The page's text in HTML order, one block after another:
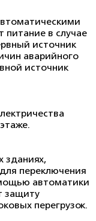
в случае
источник
аварийного
источник
зданиях,
переключения
автоматики
защиту
перегрузок.